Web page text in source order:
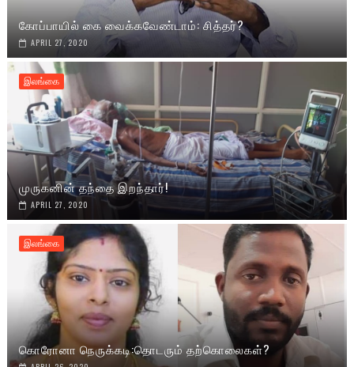
கோப்பாயில் கை வைக்கவேண்டாம்: சித்தர்?
APRIL 27, 2020
இலங்கை
முருகனின் தந்தை இறந்தார்!
APRIL 27, 2020
இலங்கை
கொரோனா நெருக்கடி:தொடரும் தற்கொலைகள்?